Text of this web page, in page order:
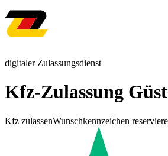
digitaler Zulassungsdienst
Kfz-Zulassung
Kfz zulassenWunschkennzeichen